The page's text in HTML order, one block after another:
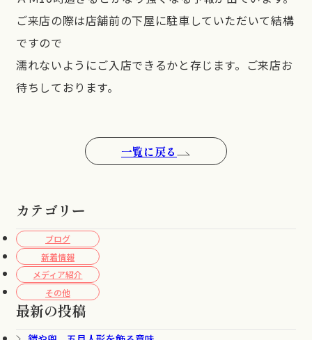
カテゴリー
ブログ
新着情報
メディア紹介
その他
最新の投稿
ご来店の際は店舗前の下屋に駐車していただいて結構
ですので
濡れないようにご入店できるかと存じます。ご来店お
待ちしております。
一覧に戻る